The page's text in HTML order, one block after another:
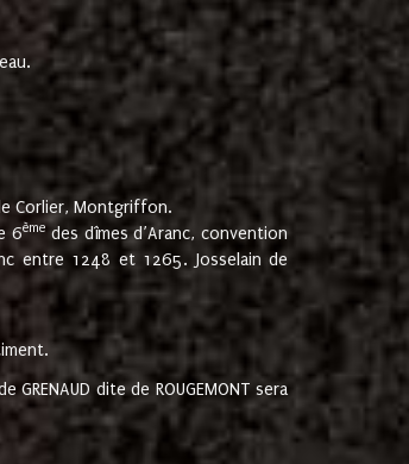
Corlier, Montgriffon.
6ème des dîmes d’Aranc, convention
entre 1248 et 1265. Josselain de
dite de ROUGEMONT sera